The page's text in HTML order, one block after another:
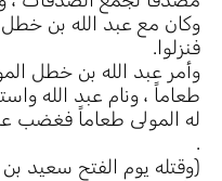
وكان مع عبد الله بن
فنزلوا.
وأمر عبد الله بن خطل
طعاماً ، ونام عبد الله
له المولى طعاماً فغضب
.
(وقتله يوم الفتح سعيد